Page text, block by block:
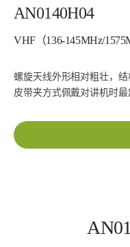
AN0140H04
VHF（136-145MHz/
螺旋天线外形相对粗壮，
皮带夹方式佩戴对讲机时最